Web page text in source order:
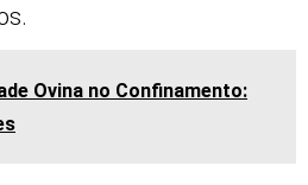
Ovina no Confinamento: